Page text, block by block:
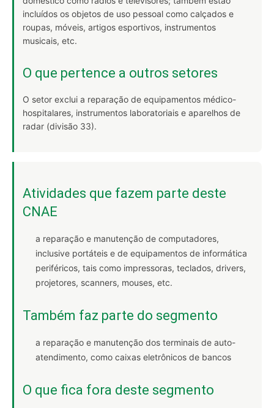
incluídos os objetos de uso pessoal como calçados e
roupas, móveis, artigos esportivos, instrumentos
musicais, etc.
O que pertence a outros setores
O setor exclui a reparação de equipamentos médico-
hospitalares, instrumentos laboratoriais e aparelhos de
radar (divisão 33).
Atividades que fazem parte deste
CNAE
a reparação e manutenção de computadores,
inclusive portáteis e de equipamentos de informática
periféricos, tais como impressoras, teclados, drivers,
projetores, scanners, mouses, etc.
Também faz parte do segmento
a reparação e manutenção dos terminais de auto-
atendimento, como caixas eletrônicos de bancos
O que fica fora deste segmento